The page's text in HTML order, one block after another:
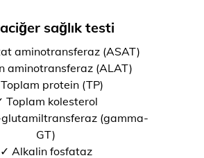
sağlık testi
aminotransferaz (ASAT)
aminotransferaz (ALAT)
protein (TP)
Toplam kolesterol
(gamma-
GT)
✓ Alkalin fosfataz